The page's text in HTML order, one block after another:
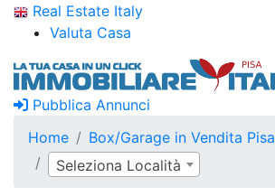
Real Estate Italy
Valuta Casa
Pubblica Annunci
Home
Box/Garage in Vendita Pisa
Seleziona Località